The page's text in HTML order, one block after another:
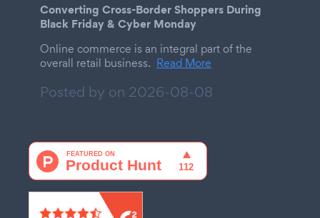
Converting Cross-Border Shoppers During
Black Friday & Cyber Monday
Online commerce is an integral part of the
overall retail business. Read More
Posted by on 2026-08-08